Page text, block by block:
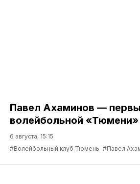
Павел Ахаминов —
волейбольной «Тюмени»
6 августа, 15:15
#Волейбольный клуб Тюмень #Павел